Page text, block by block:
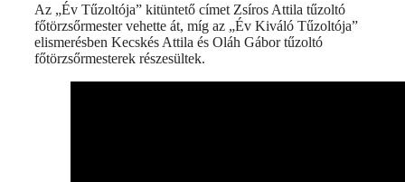
Az „Év Tűzoltója” kitüntető címet Zsíros Attila tűzoltó
főtörzsőrmester vehette át, míg az „Év Kiváló Tűzoltója”
elismerésben Kecskés Attila és Oláh Gábor tűzoltó
főtörzsőrmesterek részesültek.